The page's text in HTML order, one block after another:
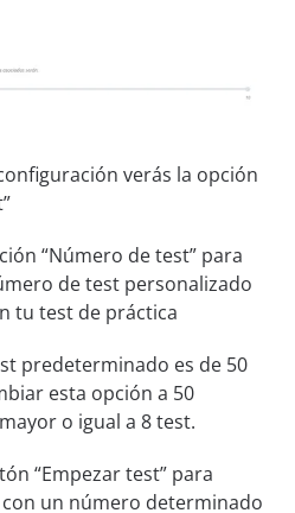
verás la opción
“Número de test” para
de test personalizado
tu test de práctica
predeterminado es de 50
esta opción a 50
o igual a 8 test.
“Empezar test” para
un número determinado